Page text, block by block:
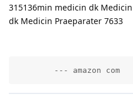
315136min medicin dk
dk Medicin Praeparater 7633
---